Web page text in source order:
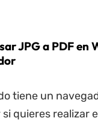
JPGaPDF en
tiene un
quieres realizar